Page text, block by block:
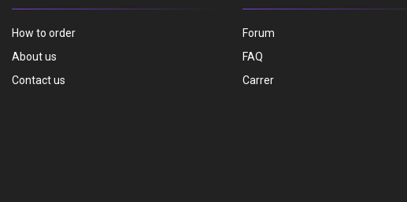
How to order
About us
Contact us
Forum
FAQ
Carrer